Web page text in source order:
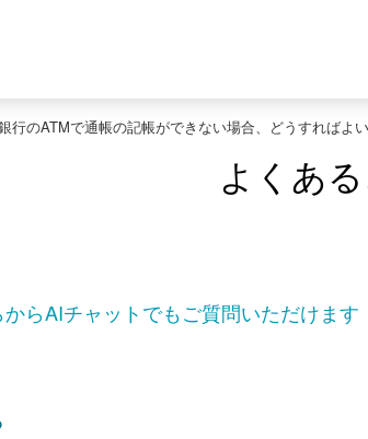
行のATMで通帳の記帳ができない場合、どうすればよ
よくある
らAIチャットでもご質問いただけます